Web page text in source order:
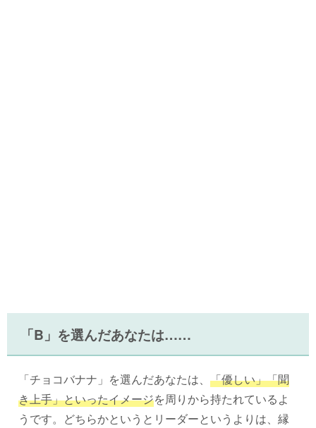
「B」を選んだあなたは……
「チョコバナナ」を選んだあなたは、 「優しい」「聞
き上手」といったイメージを周りから持たれているよ
うです。どちらかというとリーダーというよりは、縁